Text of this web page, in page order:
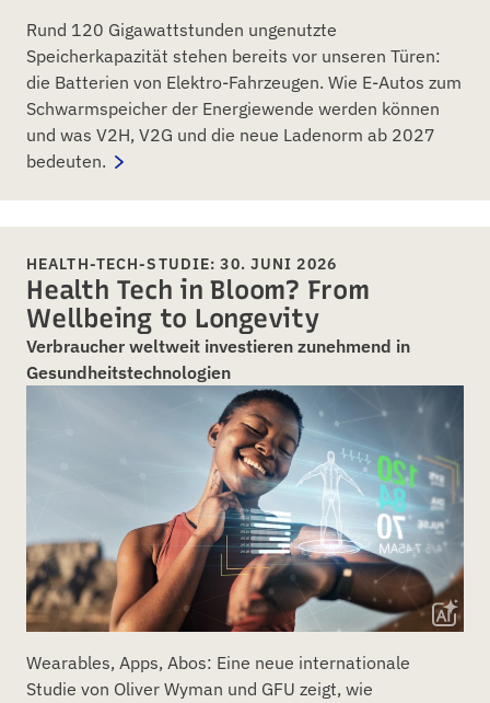
Rund 120 Gigawattstunden ungenutzte
Speicherkapazität stehen bereits vor unseren Türen:
die Batterien von Elektro-Fahrzeugen. Wie E-Autos zum
Schwarmspeicher der Energiewende werden können
und was V2H, V2G und die neue Ladenorm ab 2027
bedeuten.
HEALTH-TECH-STUDIE: 30. JUNI 2026
Health Tech in Bloom? From
Wellbeing to Longevity
Verbraucher weltweit investieren zunehmend in
Gesundheitstechnologien
Wearables, Apps, Abos: Eine neue internationale
Studie von Oliver Wyman und GFU zeigt, wie